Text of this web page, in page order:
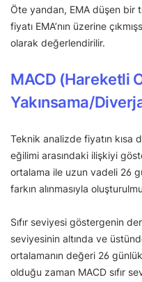
Öte yandan, EMA düşen bir
fiyatı EMA’nın üzerine
olarak değerlendirilir.
MACD (Hareketli
Yakınsama/
Teknik analizde fiyatın kısa
eğilimi arasındaki ilişkiyi
ortalama ile uzun vadeli 26
farkın alınmasıyla
Sıfır seviyesi göstergenin
seviyesinin altında ve
ortalamanın değeri 26
olduğu zaman MACD sıfır